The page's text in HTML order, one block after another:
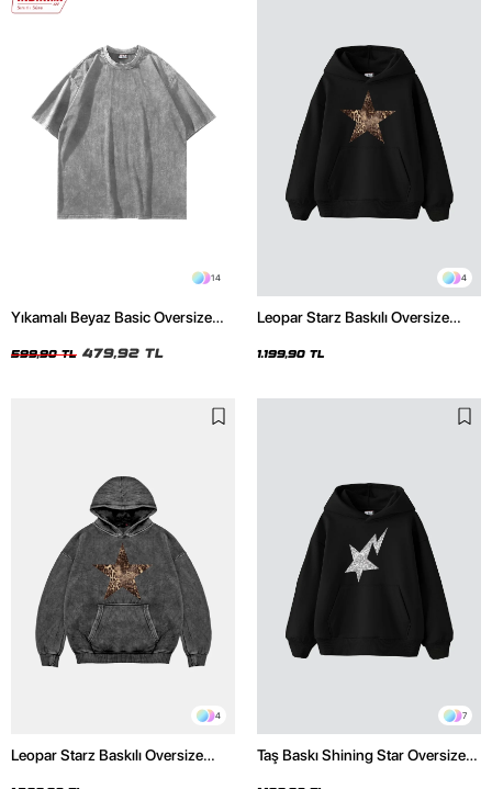
14
Yıkamalı Beyaz Basic Oversize
599,90 TL 479,92 TL
4
Leopar Starz Baskılı Oversize
1.199,90 TL
4
Leopar Starz Baskılı Oversize
7
Taş Baskı Shining Star Oversize